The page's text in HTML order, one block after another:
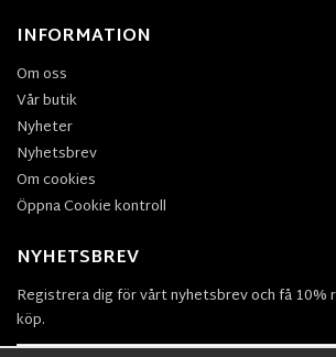
INFORMATION
Om oss
Vår butik
Nyheter
Nyhetsbrev
Om cookies
Öppna Cookie kontroll
NYHETSBREV
Registrera dig för vårt nyhetsbrev och få
köp.